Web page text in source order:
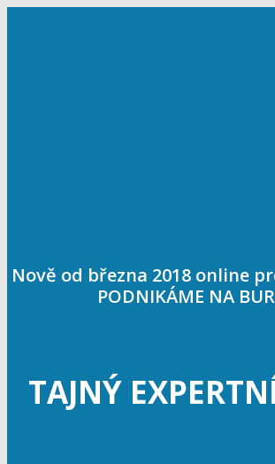
Nově od března 2018 online
PODNIKÁME NA
TAJNÝ